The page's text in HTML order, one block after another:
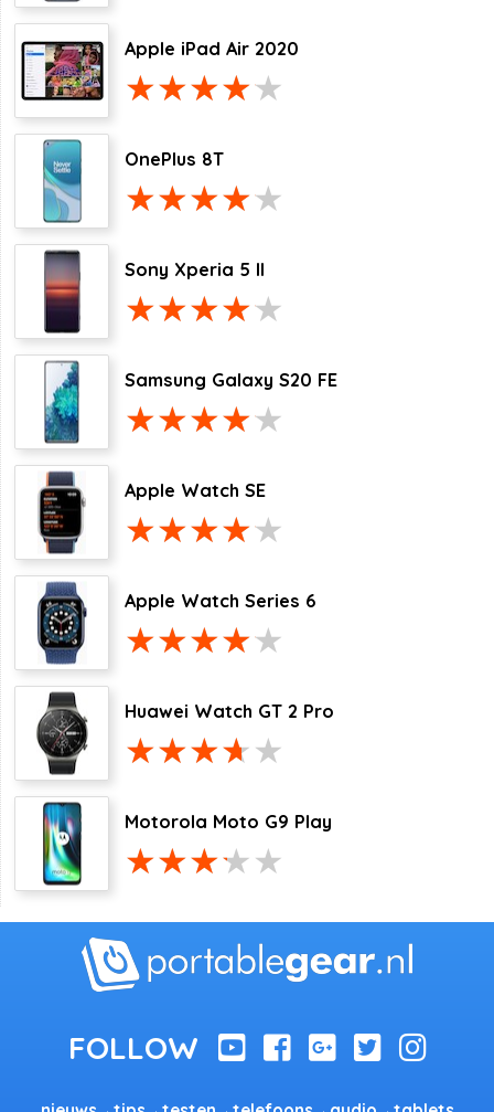
Apple iPad Air 2020
OnePlus 8T
Sony Xperia 5 II
Samsung Galaxy S20 FE
Apple Watch SE
Apple Watch Series 6
Huawei Watch GT 2 Pro
Motorola Moto G9 Play